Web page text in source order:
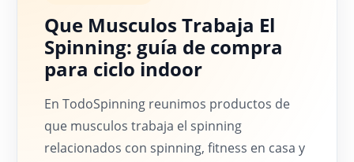
Que Musculos Trabaja El
Spinning: guía de compra
para ciclo indoor
En TodoSpinning reunimos productos de
que musculos trabaja el spinning
relacionados con spinning, fitness en casa y